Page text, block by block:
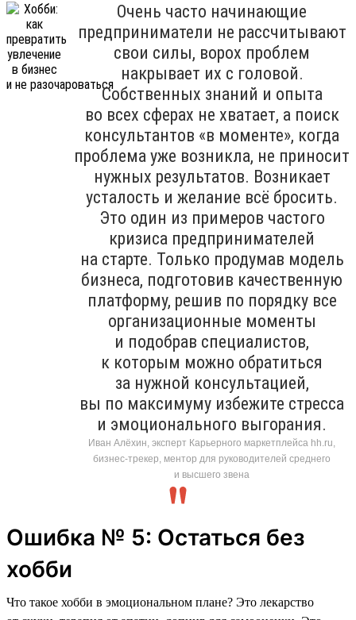
Очень часто начинающие
предприниматели не рассчитывают
свои силы, ворох проблем
накрывает их с головой.
Собственных знаний и опыта
во всех сферах не хватает, а поиск
консультантов «в моменте», когда
проблема уже возникла, не приносит
нужных результатов. Возникает
усталость и желание всё бросить.
Это один из примеров частого
кризиса предпринимателей
на старте. Только продумав модель
бизнеса, подготовив качественную
платформу, решив по порядку все
организационные моменты
и подобрав специалистов,
к которым можно обратиться
за нужной консультацией,
вы по максимуму избежите стресса
и эмоционального выгорания.
Иван Алёхин, эксперт Карьерного маркетплейса hh.ru,
бизнес-трекер, ментор для руководителей среднего
и высшего звена
Ошибка № 5: Остаться без
хобби
Что такое хобби в эмоциональном плане? Это лекарство